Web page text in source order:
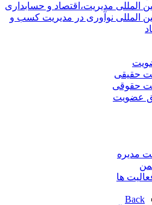
المللی مدیریت،اقتصاد و حسابداری
المللی نوآوری در مدیریت کسب و
حقیقی
حقوقی
عضویت
مدیره
ها
Back